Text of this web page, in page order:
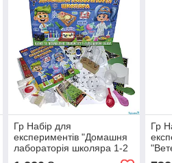
Гр Набір для
експериментів "Домашня
лабораторія школяра 1-2
клас". 12132068У / 9781У
Гр